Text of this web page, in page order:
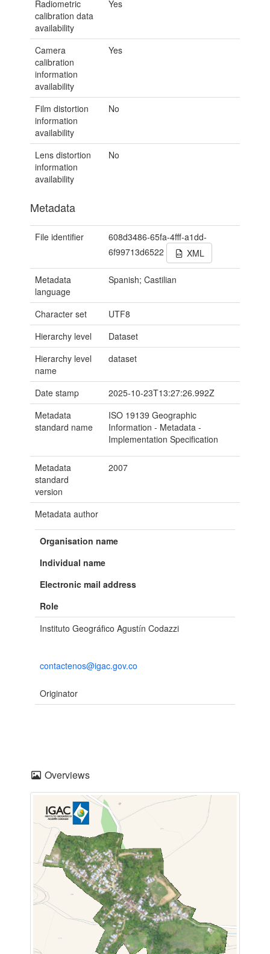
Radiometric
calibration data
availability
Yes
Camera
calibration
information
availability
Yes
Film distortion
information
availability
No
Lens distortion
information
availability
No
Metadata
File identifier
608d3486-65fa-4fff-a1dd-
6f99713d6522
XML
Metadata
language
Spanish; Castilian
Character set
UTF8
Hierarchy level
Dataset
Hierarchy level
name
dataset
Date stamp
2025-10-23T13:27:26.992Z
Metadata
standard name
ISO 19139 Geographic
Information - Metadata -
Implementation Specification
Metadata
standard
version
2007
Metadata author
Organisation name
Individual name
Electronic mail address
Role
Instituto Geográfico Agustín Codazzi
contactenos@igac.gov.co
Originator
Overviews